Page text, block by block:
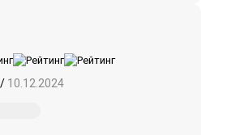
/ 10.12.2024